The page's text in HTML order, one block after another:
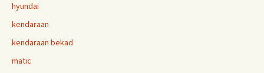
hyundai
kendaraan
kendaraan bekad
matic